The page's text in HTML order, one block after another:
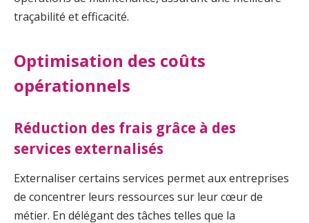
traçabilité et efficacité.
Optimisation des coûts
opérationnels
Réduction des frais grâce à des
services externalisés
Externaliser certains services permet aux entreprises
de concentrer leurs ressources sur leur cœur de
métier. En délégant des tâches telles que la